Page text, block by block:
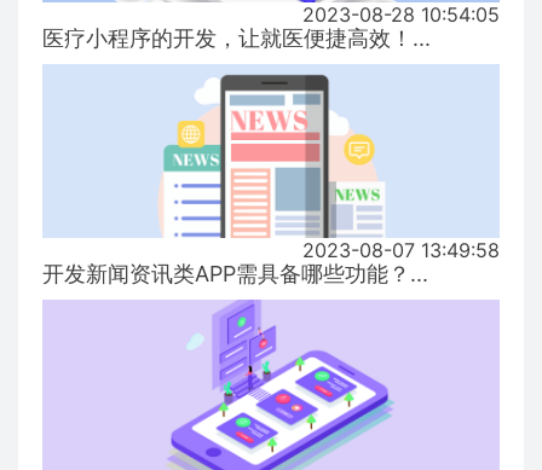
2023-08-28 10:54:05
医疗小程序的开发，让就医便捷高效！...
2023-08-07 13:49:58
开发新闻资讯类APP需具备哪些功能？...